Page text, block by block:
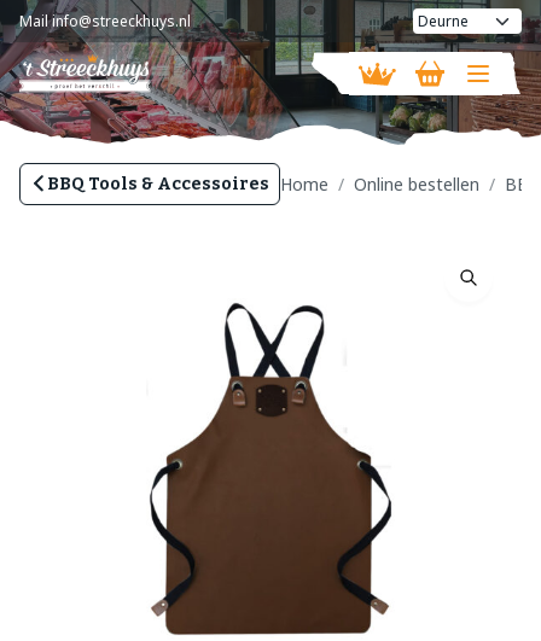
Mailinfo@streeckhuys.nl
Vandaag gesloten
BBQ Tools & Accessoires Home Online bestellen BBQ